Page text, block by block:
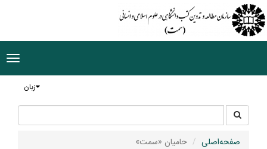
زبان
جستجو
در
سایت
صفحه‌اصلی حامیان «سمت»